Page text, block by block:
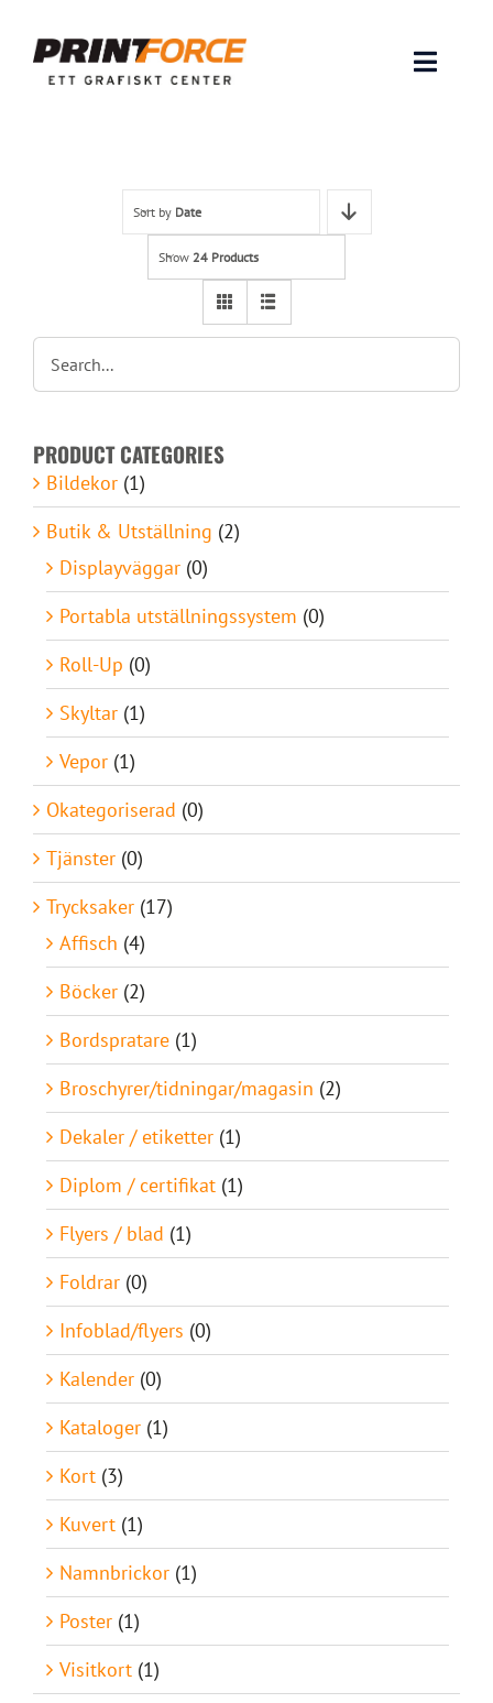
content
Toggle
INSPIRATION
Lämna original & filer
Om oss
Kontakt
Sort by Date
Show 24 Products
PRODUCT CATEGORIES
Bildekor (1)
Butik & Utställning (2)
Displayväggar (0)
Portabla utställningssystem (0)
Roll-Up (0)
Skyltar (1)
Vepor (1)
Okategoriserad (0)
Tjänster (0)
Trycksaker (17)
Affisch (4)
Böcker (2)
Bordspratare (1)
Broschyrer/tidningar/magasin (2)
Dekaler / etiketter (1)
Diplom / certifikat (1)
Flyers / blad (1)
Foldrar (0)
Infoblad/flyers (0)
Kalender (0)
Kataloger (1)
Kort (3)
Kuvert (1)
Namnbrickor (1)
Poster (1)
Visitkort (1)